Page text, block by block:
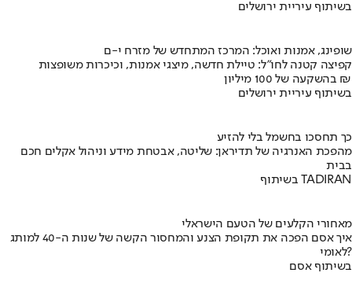
בשיתוף עיריית ירושלים
שופינג, אמנות ואוכל: המרכז המתחדש של מזרח י-ם
קפיצה קטנה לחו"ל: טיילת חדשה, מיצגי אמנות, וכיכרות משופצות
בהשקעה של 100 מיליון ₪
בשיתוף עיריית ירושלים
כך תחסכו בחשמל בלי להזיע
מהפכת האנרגיה של תדיראן: שליטה, אבטחת מידע וניהול אקלים חכם
בבית
בשיתוף TADIRAN
מאחורי הקלעים של הטעם הישראלי
איך אסם הפכה את תקופת הצנע והמחסור הקשה של שנות ה-40 למותג
לאומי?
בשיתוף אסם